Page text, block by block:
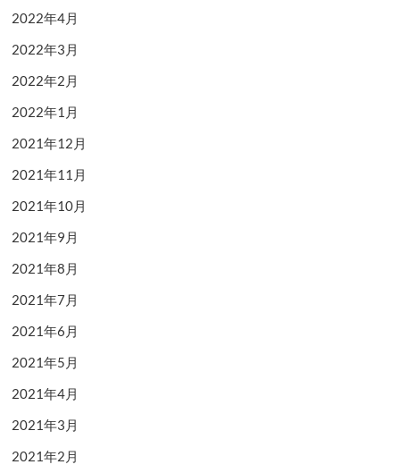
2022年4月
2022年3月
2022年2月
2022年1月
2021年12月
2021年11月
2021年10月
2021年9月
2021年8月
2021年7月
2021年6月
2021年5月
2021年4月
2021年3月
2021年2月